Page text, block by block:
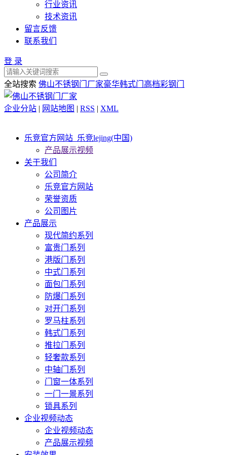
行业资讯
技术资讯
留言反馈
联系我们
登 录
全站搜索 佛山不锈钢门厂家豪华韩式门 高档彩钢门
企业分站 | 网站地图 | RSS | XML
乐竞官方网站_乐竞lejing(中国)
产品展示视频
关于我们
公司简介
乐竞官方网站
荣誉资质
公司图片
产品展示
现代简约系列
富贵门系列
港版门系列
中式门系列
面包门系列
防爆门系列
对开门系列
罗马柱系列
韩式门系列
推拉门系列
轻奢款系列
中轴门系列
门窗一体系列
一门一景系列
锁具系列
企业视频动态
企业视频动态
产品展示视频